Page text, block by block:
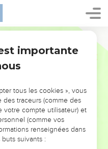
!
VOUS ÉVITER LES
?
importante
tous les cookies », vous
traceurs (comme des
compte utilisateur) et
(comme vos
renseignées dans
suivants :